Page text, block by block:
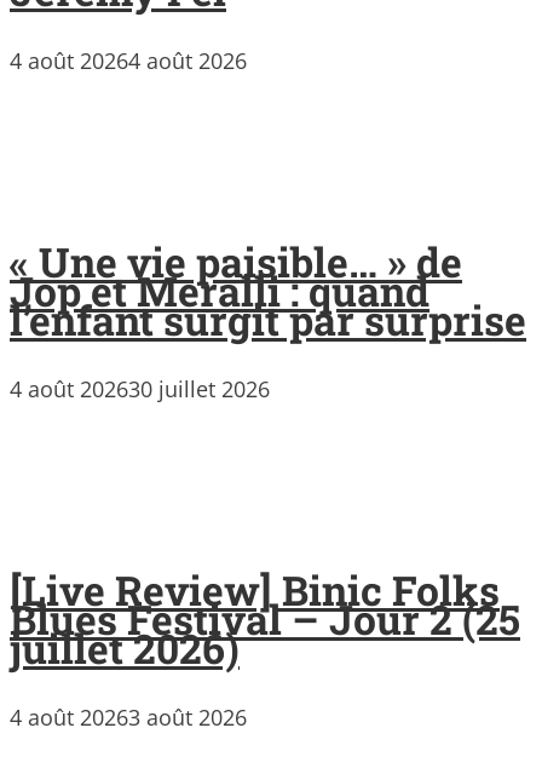
4 août 20264 août 2026
« Une vie paisible… » de
Jop et Meralli : quand
l’enfant surgit par surprise
4 août 202630 juillet 2026
[Live Review] Binic Folks
Blues Festival – Jour 2 (25
juillet 2026)
4 août 20263 août 2026